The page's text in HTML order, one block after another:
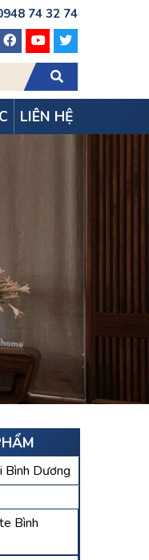
74 32 74
LIÊN HỆ
Bình Dương
Bình